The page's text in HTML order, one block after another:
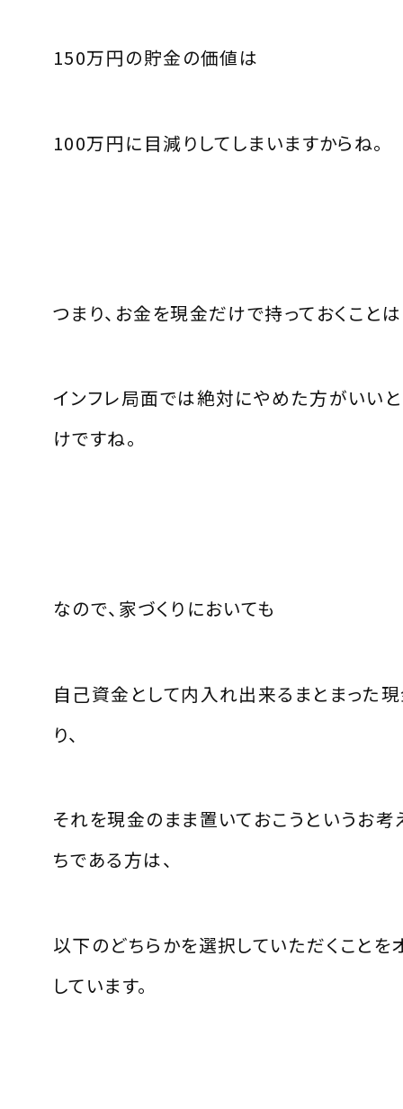
150万円の貯金の価値は
100万円に目減りしてしまいますからね。
つまり、お金を現金だけで持っておくことは
インフレ局面では絶対にやめた方がいい
けですね。
なので、家づくりにおいても
自己資金として内入れ出来るまとまった
り、
それを現金のまま置いておこうというお考
ちである方は、
以下のどちらかを選択していただくことを
しています。